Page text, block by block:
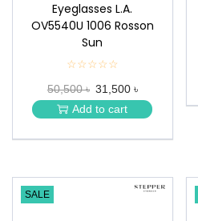
Eyeglasses L.A.
OV5540U 1006 Rosson
Sun
☆☆☆☆☆
★
★
★
★
50,500 ৳ 31,500 ৳
Add to cart
SALE